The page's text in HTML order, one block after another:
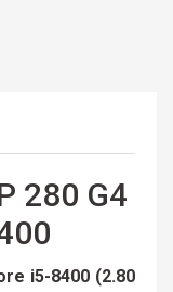
280 G4
i5-8400 (2.80